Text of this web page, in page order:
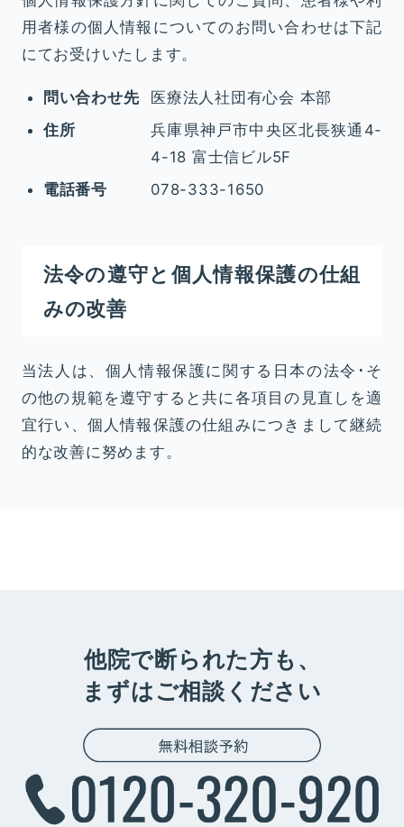
用者様の個人情報についてのお問い合わせは下記
にてお受けいたします。
問い合わせ先
医療法人社団有心会 本部
住所
兵庫県神戸市中央区北長狭通4-
4-18 富士信ビル5F
電話番号
078-333-1650
法令の遵守と個人情報保護の仕組
みの改善
当法人は、個人情報保護に関する日本の法令･そ
の他の規範を遵守すると共に各項目の見直しを適
宜行い、個人情報保護の仕組みにつきまして継続
的な改善に努めます。
他院で断られた方も、
まずはご相談ください